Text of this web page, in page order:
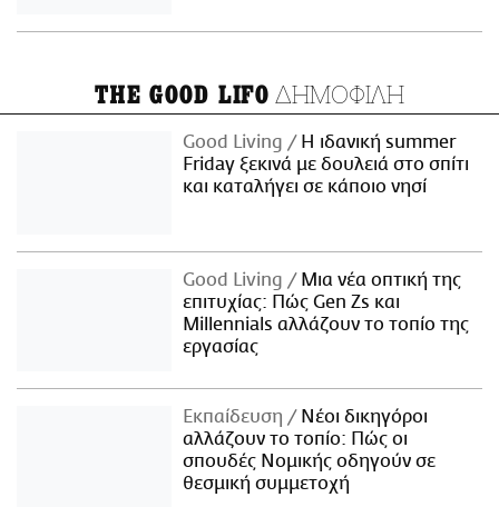
THE GOOD LIFO ΔΗΜΟΦΙΛΗ
Good Living
Η ιδανική summer
Friday ξεκινά με δουλειά στο σπίτι
και καταλήγει σε κάποιο νησί
Good Living
Μια νέα οπτική της
επιτυχίας: Πώς Gen Zs και
Millennials αλλάζουν το τοπίο της
εργασίας
Εκπαίδευση
Νέοι δικηγόροι
αλλάζουν το τοπίο: Πώς οι
σπουδές Νομικής οδηγούν σε
θεσμική συμμετοχή